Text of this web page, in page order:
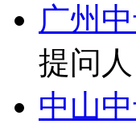
广州
提问
中山